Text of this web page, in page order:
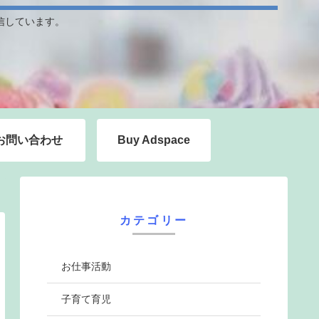
ています。
問い合わせ Buy Adspace
カテゴリー
お仕事活動
子育て育児